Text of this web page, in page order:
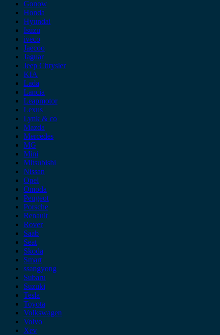
Gonow
Honda
Hyundai
Isuzu
iveco
Jaecoo
Jaguar
Jeep Chrysler
KIA
Lada
Lancia
Leapmotor
Lexus
Lynk & co
Mazda
Mercedes
MG
Mini
Mitsubishi
Nissan
Opel
Omoda
Peugeot
Porsche
Renault
Rover
Saab
Seat
Skoda
Smart
ssangyong
Subaru
Suzuki
Tesla
Toyota
Volkswagen
Volvo
Xev